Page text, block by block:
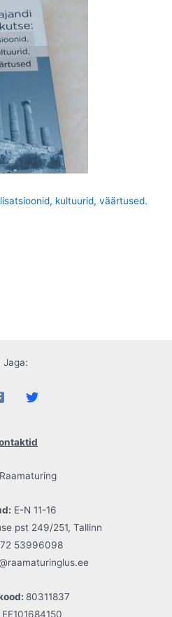
kultuurid, väärtused.
Jaga:
E-N 11-16
pst 249/251, Tallinn
53996098
80311837
EE101684150